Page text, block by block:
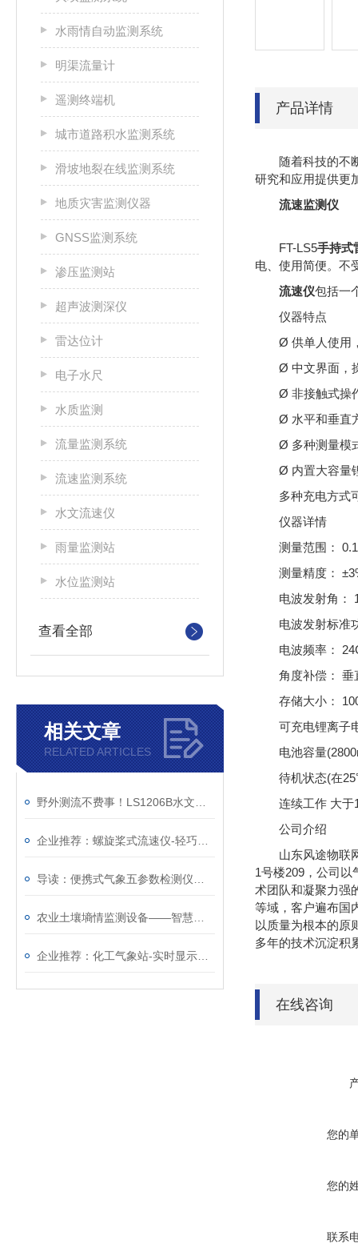
水雨情自动监测系统
明渠流量计
遥测终端机
城市道路积水监测系统
滑坡地裂在线监测系统
地质灾害监测仪器
GNSS监测系统
渗压监测站
超声波测深仪
雷达位计
电子水尺
水质监测
流量监测系统
流速监测系统
水文流速仪
雨量监测站
水位监测站
查看全部
相关文章
RELATED ARTICLES
产品详情
随着科技的不
研究和应用提供更
流速监测仪
FT-LS5手持式
电、使用简便。不
流速仪包括一
仪器特点
Ø 供单人使用
Ø 中文界面，
Ø 非接触式操
Ø 水平和垂直
Ø 多种测量模
Ø 内置大容量
多种充电方式
仪器详情
测量范围：
测量精度：
电波发射角：
电波发射标准
电波频率：
角度补偿： 垂
存储大小：
可充电锂离子
电池容量
待机状态(在
连续工作 大于
公司介绍
山东风途物联
1号楼209，公司
术团队和凝聚力强
等域，客户遍布国
以质量为根本的原
多年的技术沉淀积
在线咨询
您的
您的
联系